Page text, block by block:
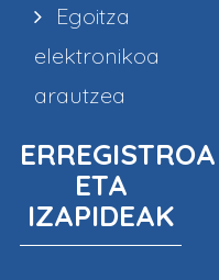
Egoitza
elektronikoa
arautzea
ERREGISTROA
ETA
IZAPIDEAK